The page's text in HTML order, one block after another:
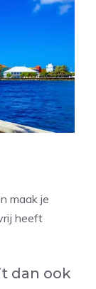
maak je
heeft
dan ook